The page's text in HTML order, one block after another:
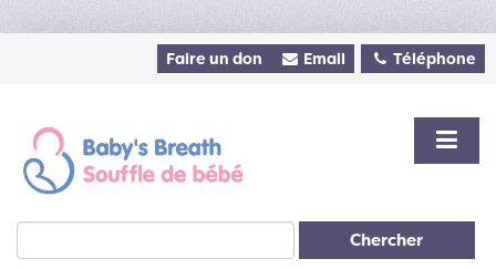
Faire un don Email Téléphone
Chercher